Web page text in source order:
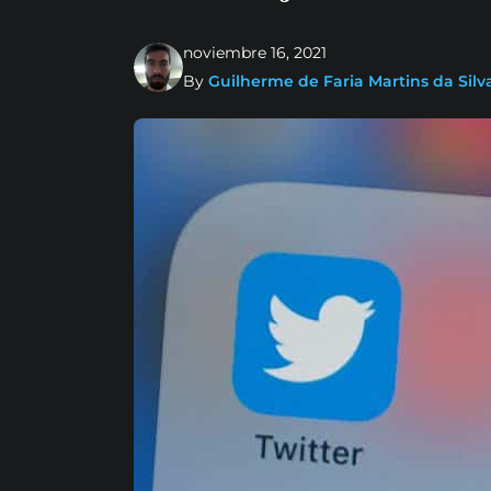
noviembre 16, 2021
By Guilherme de Faria Martins da